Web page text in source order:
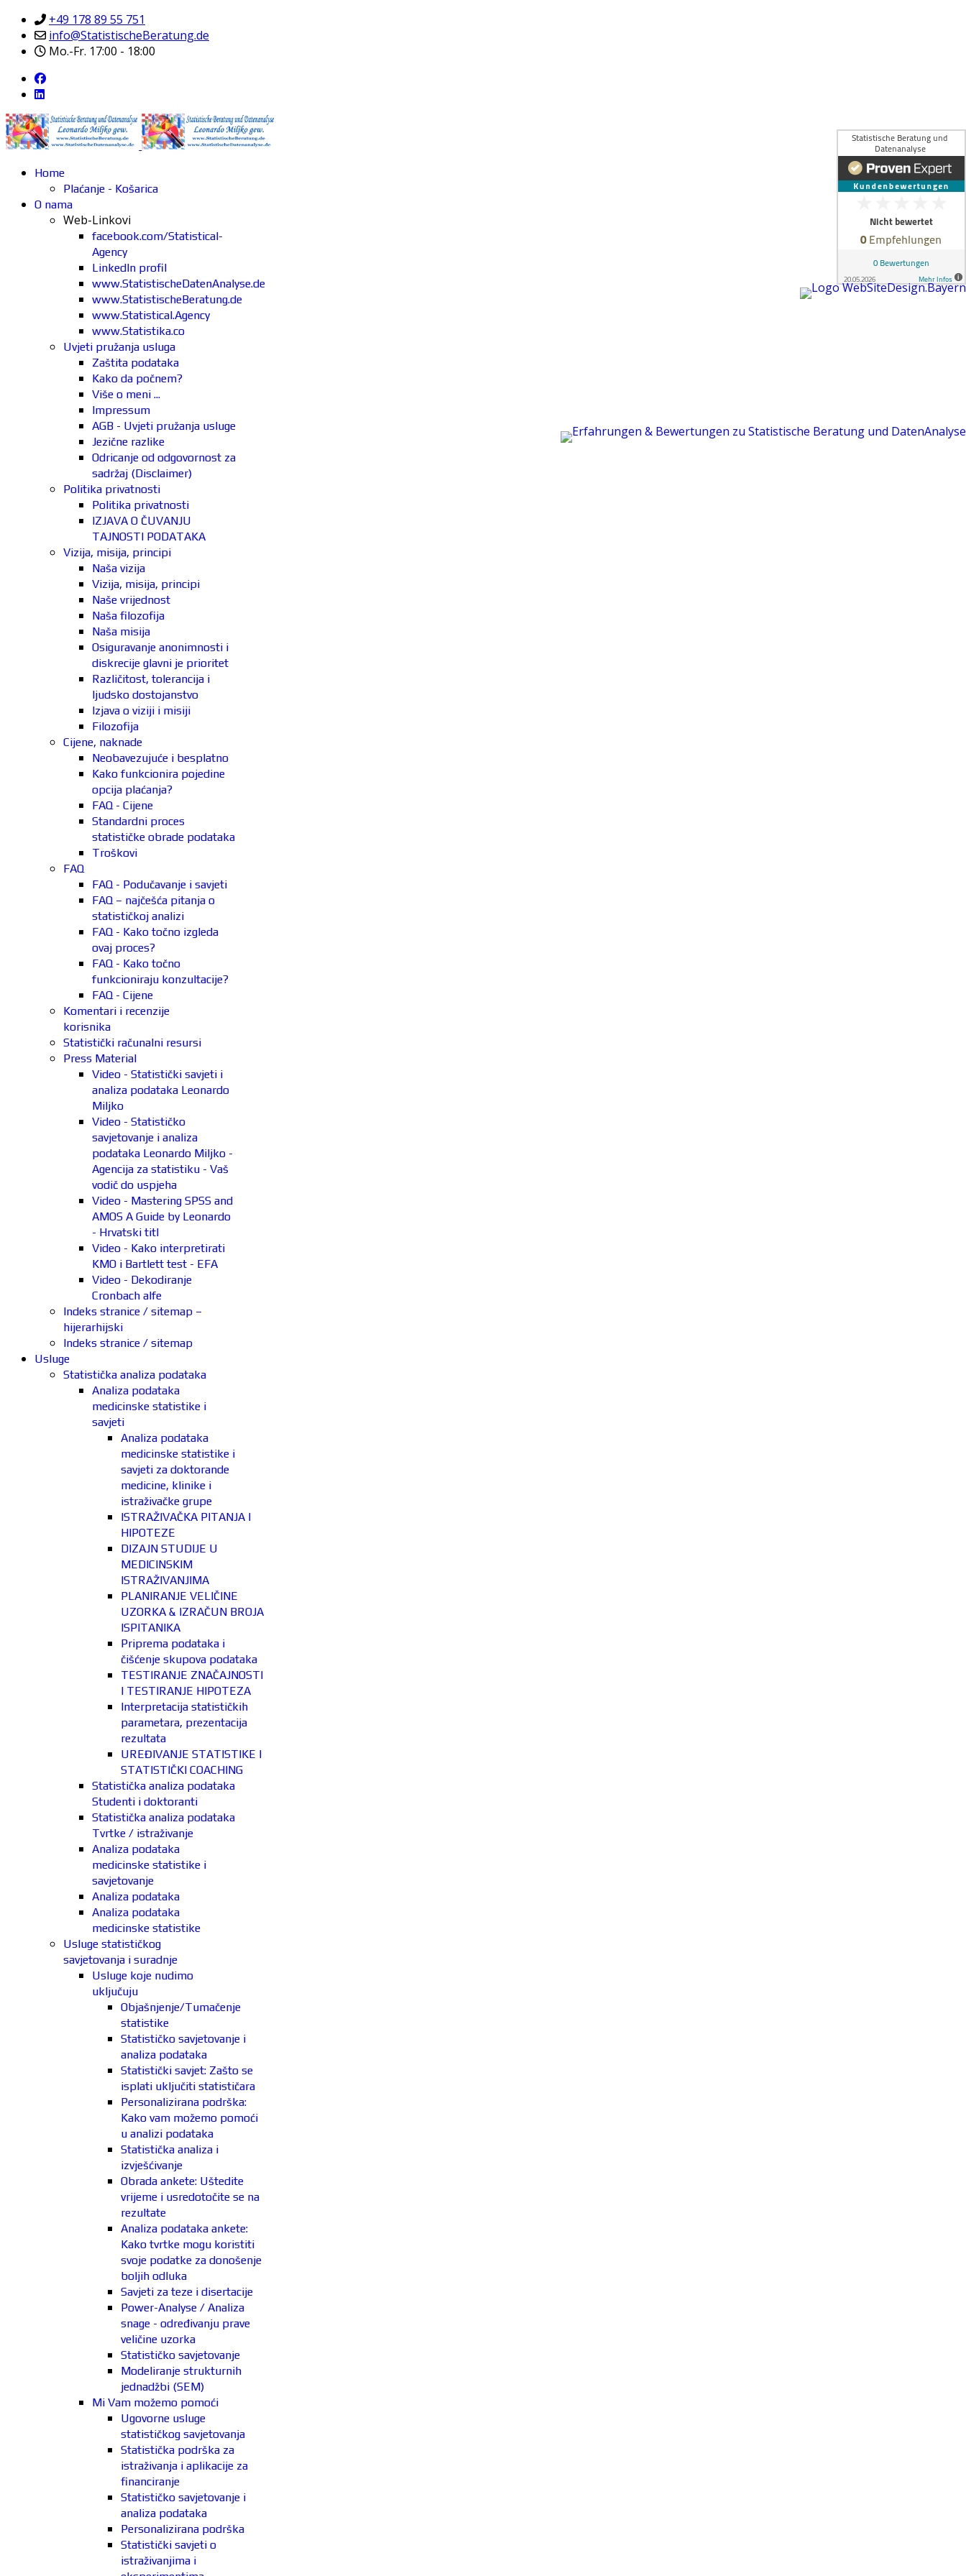
+49 178 89 55 751
info@StatistischeBeratung.de
Mo.-Fr. 17:00 - 18:00
Home
Plaćanje - Košarica
O nama
Web-Linkovi
facebook.com/Statistical-
Agency
LinkedIn profil
www.StatistischeDatenAnalyse.de
www.StatistischeBeratung.de
www.Statistical.Agency
www.Statistika.co
Uvjeti pružanja usluga
Zaštita podataka
Kako da počnem?
Više o meni ...
Impressum
AGB - Uvjeti pružanja usluge
Jezične razlike
Odricanje od odgovornost za
sadržaj (Disclaimer)
Politika privatnosti
Politika privatnosti
IZJAVA O ČUVANJU
TAJNOSTI PODATAKA
Vizija, misija, principi
Naša vizija
Vizija, misija, principi
Naše vrijednost
Naša filozofija
Naša misija
Osiguravanje anonimnosti i
diskrecije glavni je prioritet
Različitost, tolerancija i
ljudsko dostojanstvo
Izjava o viziji i misiji
Filozofija
Cijene, naknade
Neobavezujuće i besplatno
Kako funkcionira pojedine
opcija plaćanja?
FAQ - Cijene
Standardni proces
statističke obrade podataka
Troškovi
FAQ
FAQ - Podučavanje i savjeti
FAQ – najčešća pitanja o
statističkoj analizi
FAQ - Kako točno izgleda
ovaj proces?
FAQ - Kako točno
funkcioniraju konzultacije?
FAQ - Cijene
Komentari i recenzije
korisnika
Statistički računalni resursi
Press Material
Video - Statistički savjeti i
analiza podataka Leonardo
Miljko
Video - Statističko
savjetovanje i analiza
podataka Leonardo Miljko -
Agencija za statistiku - Vaš
vodič do uspjeha
Video - Mastering SPSS and
AMOS A Guide by Leonardo
- Hrvatski titl
Video - Kako interpretirati
KMO i Bartlett test - EFA
Video - Dekodiranje
Cronbach alfe
Indeks stranice / sitemap –
hijerarhijski
Indeks stranice / sitemap
Usluge
Statistička analiza podataka
Analiza podataka
medicinske statistike i
savjeti
Analiza podataka
medicinske statistike i
savjeti za doktorande
medicine, klinike i
istraživačke grupe
ISTRAŽIVAČKA PITANJA I
HIPOTEZE
DIZAJN STUDIJE U
MEDICINSKIM
ISTRAŽIVANJIMA
PLANIRANJE VELIČINE
UZORKA & IZRAČUN BROJA
ISPITANIKA
Priprema podataka i
čišćenje skupova podataka
TESTIRANJE ZNAČAJNOSTI
I TESTIRANJE HIPOTEZA
Interpretacija statističkih
parametara, prezentacija
rezultata
UREĐIVANJE STATISTIKE I
STATISTIČKI COACHING
Statistička analiza podataka
Studenti i doktoranti
Statistička analiza podataka
Tvrtke / istraživanje
Analiza podataka
medicinske statistike i
savjetovanje
Analiza podataka
Analiza podataka
medicinske statistike
Usluge statističkog
savjetovanja i suradnje
Usluge koje nudimo
uključuju
Objašnjenje/Tumačenje
statistike
Statističko savjetovanje i
analiza podataka
Statistički savjet: Zašto se
isplati uključiti statističara
Personalizirana podrška:
Kako vam možemo pomoći
u analizi podataka
Statistička analiza i
izvješćivanje
Obrada ankete: Uštedite
vrijeme i usredotočite se na
rezultate
Analiza podataka ankete:
Kako tvrtke mogu koristiti
svoje podatke za donošenje
boljih odluka
Savjeti za teze i disertacije
Power-Analyse / Analiza
snage - određivanju prave
veličine uzorka
Statističko savjetovanje
Modeliranje strukturnih
jednadžbi (SEM)
Mi Vam možemo pomoći
Ugovorne usluge
statističkog savjetovanja
Statistička podrška za
istraživanja i aplikacije za
financiranje
Statističko savjetovanje i
analiza podataka
Personalizirana podrška
Statistički savjeti o
istraživanjima i